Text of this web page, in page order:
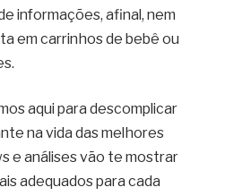
informações, afinal, nem
em carrinhos de bebê ou
aqui para descomplicar
na vida das melhores
e análises vão te mostrar
adequados para cada